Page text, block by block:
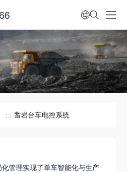
凿岩台车电控系统
管理实现了单车智能化与生产